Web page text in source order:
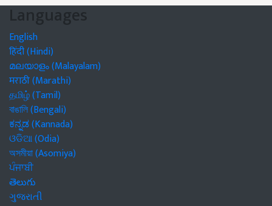
Languages
English
हिंदी (Hindi)
മലയാളം (Malayalam)
मराठी (Marathi)
தமிழ் (Tamil)
বাঙালি (Bengali)
ಕನ್ನಡ (Kannada)
ଓଡିଆ (Odia)
অসমীয়া (Asomiya)
ਪੰਜਾਬੀ
తెలుగు
ગુજરાતી